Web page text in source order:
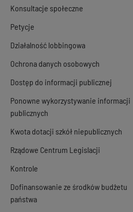
Konsultacje społeczne
Petycje
Działalność lobbingowa
Ochrona danych osobowych
Dostęp do informacji publicznej
Ponowne wykorzystywanie informacji
publicznych
Kwota dotacji szkół niepublicznych
Rządowe Centrum Legislacji
Kontrole
Dofinansowanie ze środków budżetu
państwa